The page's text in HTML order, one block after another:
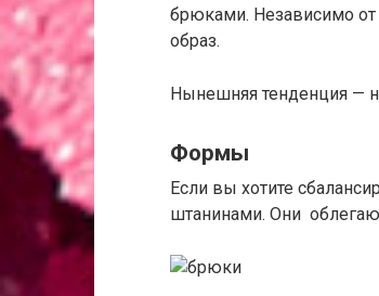
брюками. Независимо
образ.
Нынешняя тенденция —
Формы
Если вы хотите
штанинами. Они